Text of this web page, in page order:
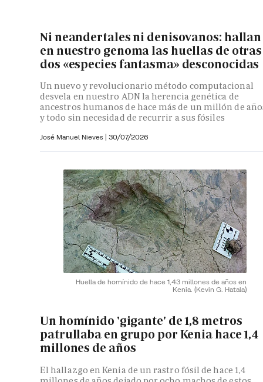
Ni neandertales ni denisovanos: hallan
en nuestro genoma las huellas de otras
dos «especies fantasma» desconocidas
Un nuevo y revolucionario método computacional
desvela en nuestro ADN la herencia genética de
ancestros humanos de hace más de un millón de
y todo sin necesidad de recurrir a sus fósiles
José Manuel Nieves | 30/07/2026
Huella de homínido de hace 1,43 millones de años en
Kenia. (Kevin G. Hatala)
Un homínido 'gigante' de 1,8 metros
patrullaba en grupo por Kenia hace 1,4
millones de años
El hallazgo en Kenia de un rastro fósil de hace 1,4